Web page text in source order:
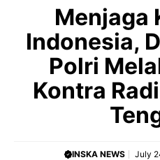
Jawa Tengah*Menjaga
Indonesia,
Polri
Kontra
INSKA NEWS July